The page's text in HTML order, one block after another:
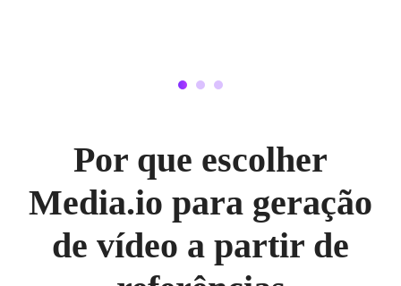
Por que escolher
Media.io para geração
de vídeo a partir de